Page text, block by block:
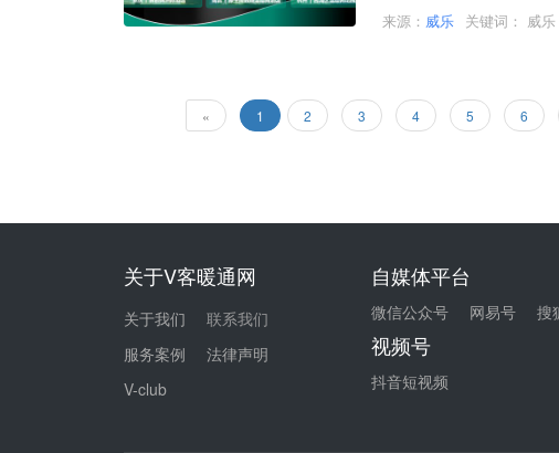
来源： 威乐 关键词： 威乐
« 1 2 3 4 5 6
关于V客暖通网
关于我们
联系我们
服务案例
法律声明
V-club
自媒体平台
微信公众号 网易号 搜
视频号
抖音短视频